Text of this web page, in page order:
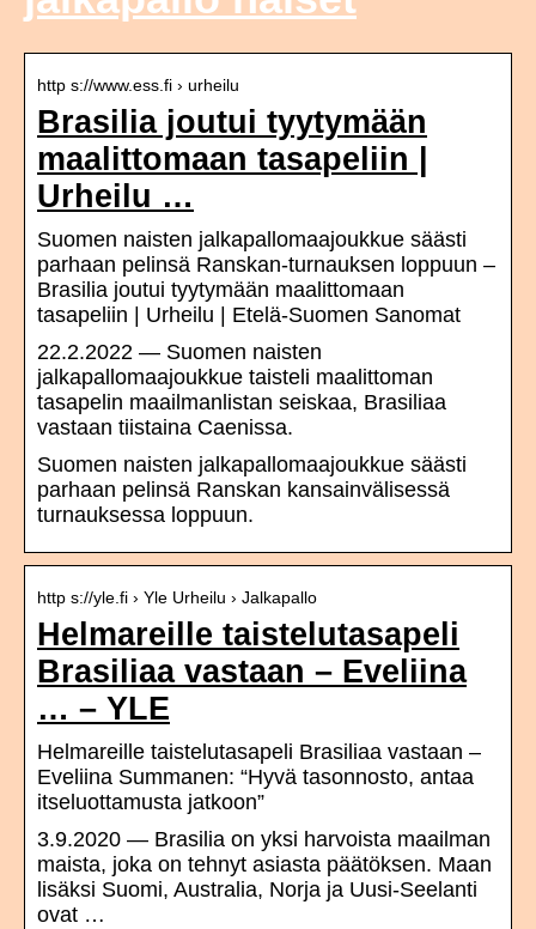
http s://www.ess.fi › urheilu
Brasilia joutui tyytymään
maalittomaan tasapeliin |
Urheilu …
Suomen naisten jalkapallomaajoukkue säästi
parhaan pelinsä Ranskan-turnauksen loppuun –
Brasilia joutui tyytymään maalittomaan
tasapeliin | Urheilu | Etelä-Suomen Sanomat
22.2.2022 — Suomen naisten
jalkapallomaajoukkue taisteli maalittoman
tasapelin maailmanlistan seiskaa, Brasiliaa
vastaan tiistaina Caenissa.
Suomen naisten jalkapallomaajoukkue säästi
parhaan pelinsä Ranskan kansainvälisessä
turnauksessa loppuun.
http s://yle.fi › Yle Urheilu › Jalkapallo
Helmareille taistelutasapeli
Brasiliaa vastaan – Eveliina
… – YLE
Helmareille taistelutasapeli Brasiliaa vastaan –
Eveliina Summanen: “Hyvä tasonnosto, antaa
itseluottamusta jatkoon”
3.9.2020 — Brasilia on yksi harvoista maailman
maista, joka on tehnyt asiasta päätöksen. Maan
lisäksi Suomi, Australia, Norja ja Uusi-Seelanti
ovat …